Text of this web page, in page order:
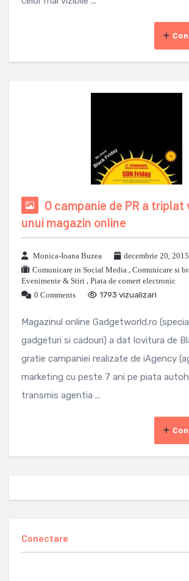
O campanie de PR a triplat
unui magazin online
Monica-Ioana Buzea
decembrie 20, 2015
Comunicare in Social Media , Comunicare si
Evenimente & Stiri , Piata de comert electronic
0 Comments
1793 vizualizari
Magazinul online Gadgetworld.ro
gadgeturi si cadouri) a dat lovitura de
gratie campaniei realizate de iAgency
marketing cu peste 7 ani pe piata
transmis agentia ...
Conectare